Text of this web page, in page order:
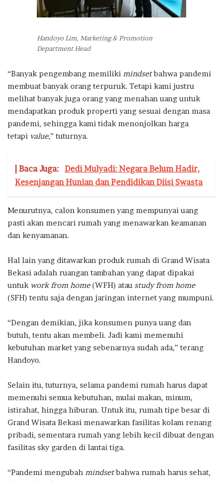
Handoyo Lim, Marketing & Promotion
Department Head
“Banyak pengembang memiliki mindsetbahwa pandemi
membuat banyak orang terpuruk. Tetapi kami justru
melihat banyak juga orang yang menahan uang untuk
mendapatkan produk properti yang sesuai dengan masa
pandemi, sehingga kami tidak menonjolkan harga
tetapi value,” tuturnya.
| Baca Juga: Dedi Mulyadi: Negara Belum Hadir,
Kesenjangan Hunian dan Pendidikan Diisi Swasta
Menurutnya, calon konsumen yang mempunyai uang
pasti akan mencari rumah yang menawarkan keamanan
dan kenyamanan.
Hal lain yang ditawarkan produk rumah di Grand Wisata
Bekasi adalah ruangan tambahan yang dapat dipakai
untuk work from home(WFH) atau study from home
(SFH) tentu saja dengan jaringan internet yang mumpuni.
“Dengan demikian, jika konsumen punya uang dan
butuh, tentu akan membeli. Jadi kami memenuhi
kebutuhan market yang sebenarnya sudah ada,” terang
Handoyo.
Selain itu, tuturnya, selama pandemi rumah harus dapat
memenuhi semua kebutuhan, mulai makan, minum,
istirahat, hingga hiburan. Untuk itu, rumah tipe besar di
Grand Wisata Bekasi menawarkan fasilitas kolam renang
pribadi, sementara rumah yang lebih kecil dibuat dengan
fasilitas sky garden di lantai tiga.
“Pandemi mengubah mindsetbahwa rumah harus sehat,